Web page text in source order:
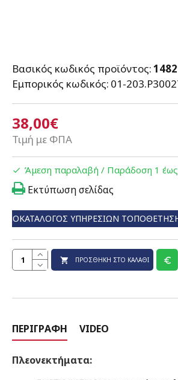
38,00€
Τιμή με ΦΠΑ
Βασικός κωδικός προϊόντος:
Εμπορικός κωδικός: 01-
Άμεση παραλαβή / Παράδoση 1 έως
ΠΡΟΣΘΉΚΗ ΣΤΟ ΚΑΛΆΘΙ
Εκτύπωση σελίδας
ΥΠΗΡΕΣΙΏΝ
ΠΕΡΙΓΡΑΦΉ VIDEO
Πλεονεκτήματα: